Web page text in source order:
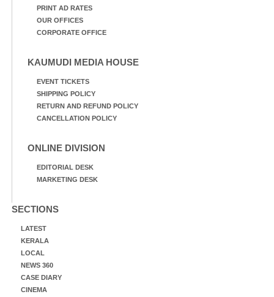
PRINT AD RATES
OUR OFFICES
CORPORATE OFFICE
KAUMUDI MEDIA HOUSE
EVENT TICKETS
SHIPPING POLICY
RETURN AND REFUND POLICY
CANCELLATION POLICY
ONLINE DIVISION
EDITORIAL DESK
MARKETING DESK
SECTIONS
LATEST
KERALA
LOCAL
NEWS 360
CASE DIARY
CINEMA